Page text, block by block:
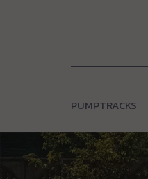
PUMPTRACKS